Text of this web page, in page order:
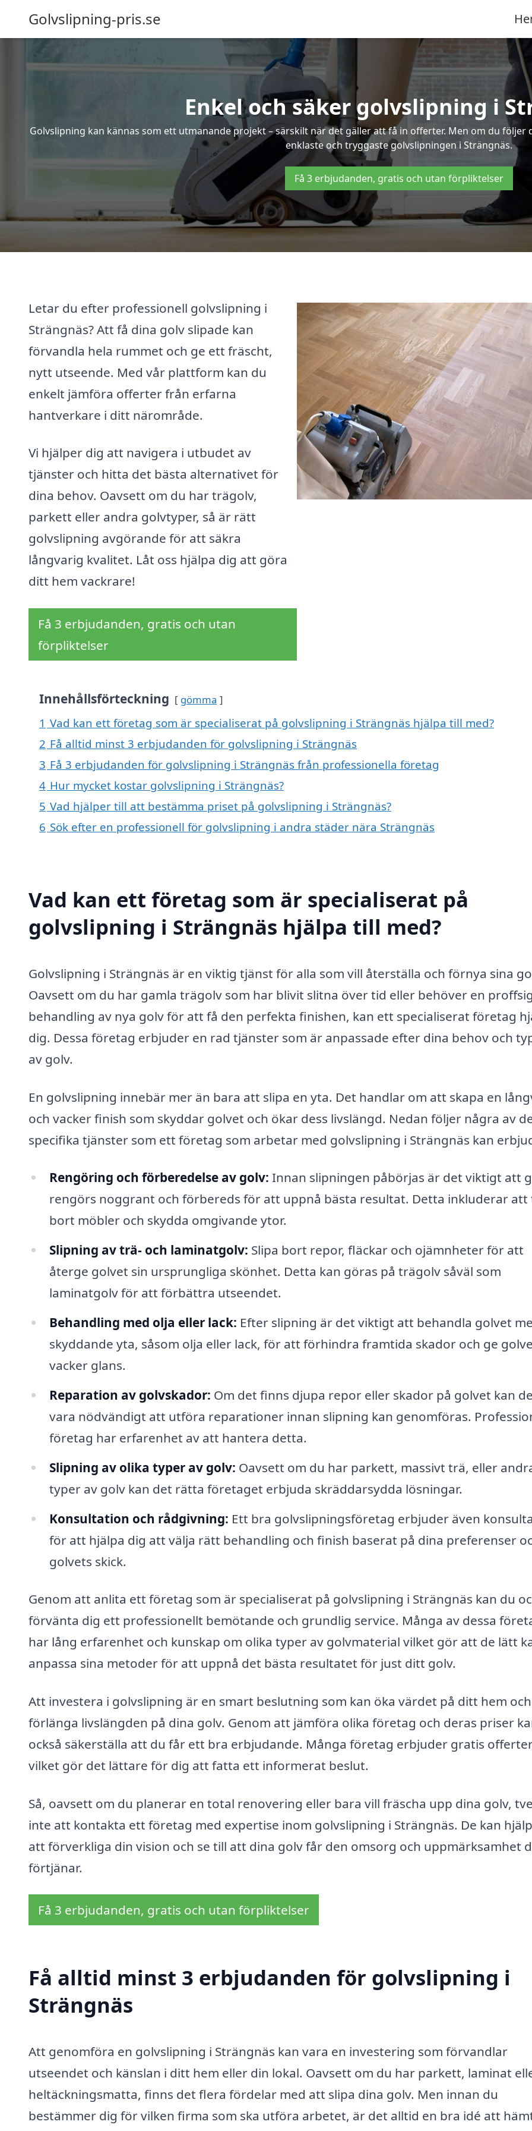
Golvslipning-pris.se
Enkel och säker golvslipning i
Golvslipning kan kännas som ett utmanande projekt – särskilt när det gäller att få in offerter. Men om du
enklaste och tryggaste golvslipningen i Strängnäs.
Få 3 erbjudanden, gratis och utan förpliktelser
Letar du efter professionell golvslipning i
Strängnäs? Att få dina golv slipade kan
förvandla hela rummet och ge ett fräscht,
nytt utseende. Med vår plattform kan du
enkelt jämföra offerter från erfarna
hantverkare i ditt närområde.
Vi hjälper dig att navigera i utbudet av
tjänster och hitta det bästa alternativet för
dina behov. Oavsett om du har trägolv,
parkett eller andra golvtyper, så är rätt
golvslipning avgörande för att säkra
långvarig kvalitet. Låt oss hjälpa dig att göra
ditt hem vackrare!
Få 3 erbjudanden, gratis och utan
förpliktelser
Innehållsförteckning gömma
1 Vad kan ett företag som är specialiserat på golvslipning i Strängnäs hjälpa till med?
2 Få alltid minst 3 erbjudanden för golvslipning i Strängnäs
3 Få 3 erbjudanden för golvslipning i Strängnäs från professionella företag
4 Hur mycket kostar golvslipning i Strängnäs?
5 Vad hjälper till att bestämma priset på golvslipning i Strängnäs?
6 Sök efter en professionell för golvslipning i andra städer nära Strängnäs
Vad kan ett företag som är specialiserat på
golvslipning i Strängnäs hjälpa till med?
Golvslipning i Strängnäs är en viktig tjänst för alla som vill återställa och förnya sina
Oavsett om du har gamla trägolv som har blivit slitna över tid eller behöver en proffsig
behandling av nya golv för att få den perfekta finishen, kan ett specialiserat företag
dig. Dessa företag erbjuder en rad tjänster som är anpassade efter dina behov och
av golv.
En golvslipning innebär mer än bara att slipa en yta. Det handlar om att skapa en
och vacker finish som skyddar golvet och ökar dess livslängd. Nedan följer några av
specifika tjänster som ett företag som arbetar med golvslipning i Strängnäs kan
Rengöring och förberedelse av golv: Innan slipningen påbörjas är det viktigt att
rengörs noggrant och förbereds för att uppnå bästa resultat. Detta inkluderar att
bort möbler och skydda omgivande ytor.
Slipning av trä- och laminatgolv: Slipa bort repor, fläckar och ojämnheter för att
återge golvet sin ursprungliga skönhet. Detta kan göras på trägolv såväl som
laminatgolv för att förbättra utseendet.
Behandling med olja eller lack: Efter slipning är det viktigt att behandla golvet
skyddande yta, såsom olja eller lack, för att förhindra framtida skador och ge
vacker glans.
Reparation av golvskador: Om det finns djupa repor eller skador på golvet kan
vara nödvändigt att utföra reparationer innan slipning kan genomföras.
företag har erfarenhet av att hantera detta.
Slipning av olika typer av golv: Oavsett om du har parkett, massivt trä, eller
typer av golv kan det rätta företaget erbjuda skräddarsydda lösningar.
Konsultation och rådgivning: Ett bra golvslipningsföretag erbjuder även
för att hjälpa dig att välja rätt behandling och finish baserat på dina preferenser
golvets skick.
Genom att anlita ett företag som är specialiserat på golvslipning i Strängnäs kan du
förvänta dig ett professionellt bemötande och grundlig service. Många av dessa
har lång erfarenhet och kunskap om olika typer av golvmaterial vilket gör att de lätt
anpassa sina metoder för att uppnå det bästa resultatet för just ditt golv.
Att investera i golvslipning är en smart beslutning som kan öka värdet på ditt hem och
förlänga livslängden på dina golv. Genom att jämföra olika företag och deras priser
också säkerställa att du får ett bra erbjudande. Många företag erbjuder gratis
vilket gör det lättare för dig att fatta ett informerat beslut.
Så, oavsett om du planerar en total renovering eller bara vill fräscha upp dina golv,
inte att kontakta ett företag med expertise inom golvslipning i Strängnäs. De kan
att förverkliga din vision och se till att dina golv får den omsorg och uppmärksamhet
förtjänar.
Få 3 erbjudanden, gratis och utan förpliktelser
Få alltid minst 3 erbjudanden för golvslipning i
Strängnäs
Att genomföra en golvslipning i Strängnäs kan vara en investering som förvandlar
utseendet och känslan i ditt hem eller din lokal. Oavsett om du har parkett, laminat
heltäckningsmatta, finns det flera fördelar med att slipa dina golv. Men innan du
bestämmer dig för vilken firma som ska utföra arbetet, är det alltid en bra idé att